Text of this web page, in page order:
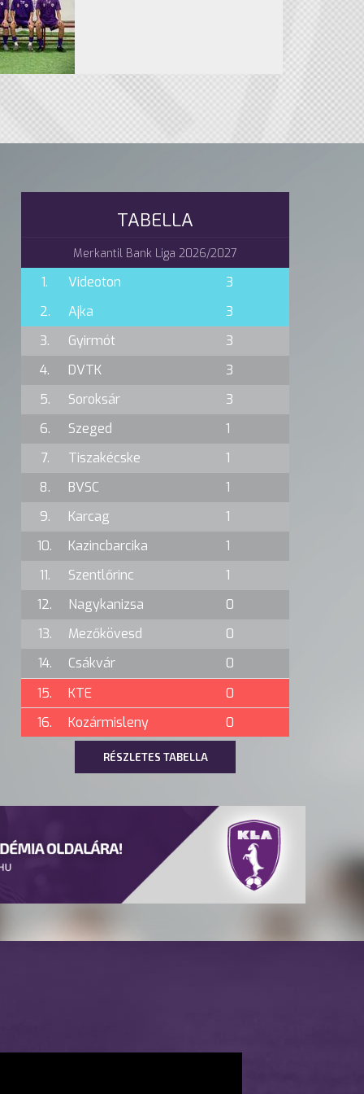
TABELLA
Merkantil Bank Liga 2026/2027
1. Videoton
3
2.
Ajka
3
3.
Gyirmót
3
4.
DVTK
3
5.
Soroksár
3
6.
Szeged
1
7.
Tiszakécske
1
8.
BVSC
1
9.
Karcag
1
10.
Kazincbarcika
1
11.
Szentlőrinc
1
12.
Nagykanizsa
0
13.
Mezőkövesd
0
14.
Csákvár
0
15.
KTE
0
16.
Kozármisleny 0
RÉSZLETES TABELLA